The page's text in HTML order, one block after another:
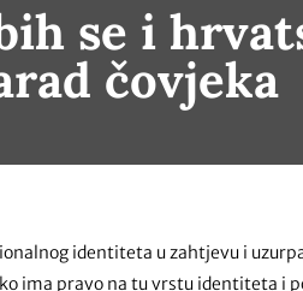
se i
čovjeka
identiteta u zahtjevu i
ima pravo na tu vrstu identiteta i